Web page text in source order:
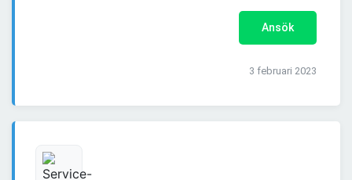
Ansök
3 februari 2023